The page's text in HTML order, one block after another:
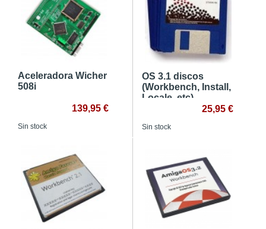
Aceleradora Wicher
508i
139,95 €
Sin stock
OS 3.1 discos
(Workbench, Install,
Locale, etc)
25,95 €
Sin stock